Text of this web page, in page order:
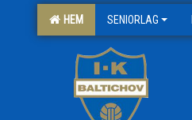
HEM SENIORLAG